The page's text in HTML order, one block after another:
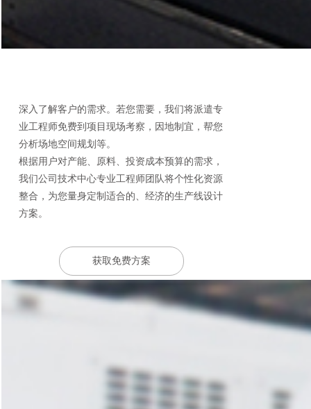
深入了解客户的需求。若您需要，我们将派遣专
业工程师免费到项目现场考察，因地制宜，帮您
分析场地空间规划等。
根据用户对产能、原料、投资成本预算的需求，
我们公司技术中心专业工程师团队将个性化资源
整合，为您量身定制适合的、经济的生产线设计
方案。
获取免费方案